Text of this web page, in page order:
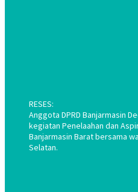
RESES:
Anggota DPRD Banjarmasin
kegiatan Penelaahan dan
Banjarmasin Barat bersama
Selatan.